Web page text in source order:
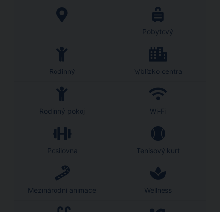
Pobytový
Rodinný V/blízko centra
Rodinný pokoj Wi-Fi
Posilovna Tenisový kurt
Mezinárodní animace Wellness